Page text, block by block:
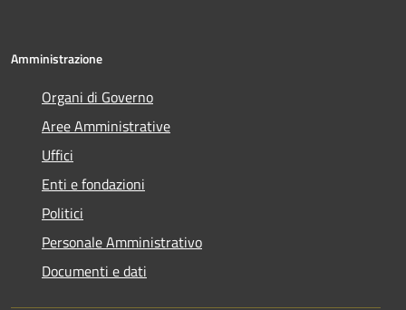
Amministrazione
Organi di Governo
Aree Amministrative
Uffici
Enti e fondazioni
Politici
Personale Amministrativo
Documenti e dati